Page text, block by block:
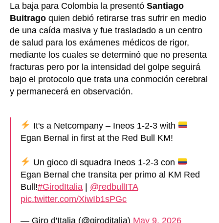
La baja para Colombia la presentó Santiago
Buitrago quien debió retirarse tras sufrir en medio
de una caída masiva y fue trasladado a un centro
de salud para los exámenes médicos de rigor,
mediante los cuales se determinó que no presenta
fracturas pero por la intensidad del golpe seguirá
bajo el protocolo que trata una conmoción cerebral
y permanecerá en observación.
It's a Netcompany – Ineos 1-2-3 with
Egan Bernal in first at the Red Bull KM!
Un gioco di squadra Ineos 1-2-3 con
Egan Bernal che transita per primo al KM Red
Bull!#GirodItalia | @redbullITA
pic.twitter.com/XiwIb1sPGc
— Giro d'Italia (@giroditalia) May 9, 2026